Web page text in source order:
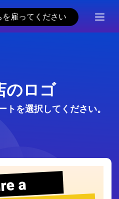
を雇ってください
のロゴ
トを選択してください。
a